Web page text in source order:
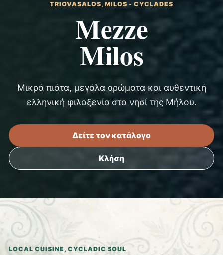
TRIOVASALOS, MILOS - CYCLADES
Mezze
Milos
Μικρά πιάτα, μεγάλα αρώματα και αυθεντική
ελληνική φιλοξενία στο νησί της Μήλου.
Δείτε τον κατάλογο
Κλήση
LOCAL CUISINE, CYCLADIC SOUL